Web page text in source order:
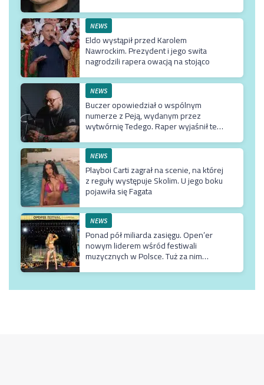
NEWS
Eldo wystąpił przed Karolem
Nawrockim. Prezydent i jego swita
nagrodzili rapera owacją na stojąco
NEWS
Buczer opowiedział o wspólnym
numerze z Peją, wydanym przez
wytwórnię Tedego. Raper wyjaśnił też
kanału Wielkie Joł
NEWS
Playboi Carti zagrał na scenie, na której
z reguły występuje Skolim. U jego boku
pojawiła się Fagata
NEWS
Ponad pół miliarda zasięgu. Open’er
nowym liderem wśród festiwali
muzycznych w Polsce. Tuż za nim